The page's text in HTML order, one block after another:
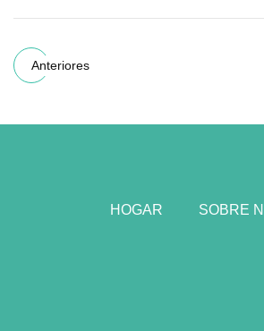
Anteriores
HOGAR SOBRE